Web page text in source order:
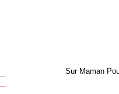
Sur Maman